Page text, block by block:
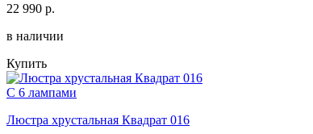
22 990 р.
в наличии
Купить
С 6 лампами
Люстра хрустальная Квадрат 016